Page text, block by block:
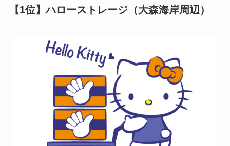
【1位】ハローストレージ（大森海岸周辺）